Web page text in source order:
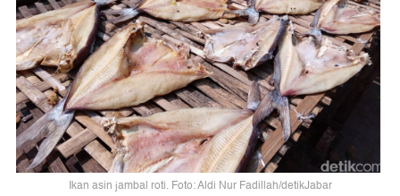
Ikan asin jambal roti. Foto: Aldi Nur Fadillah/detikJabar